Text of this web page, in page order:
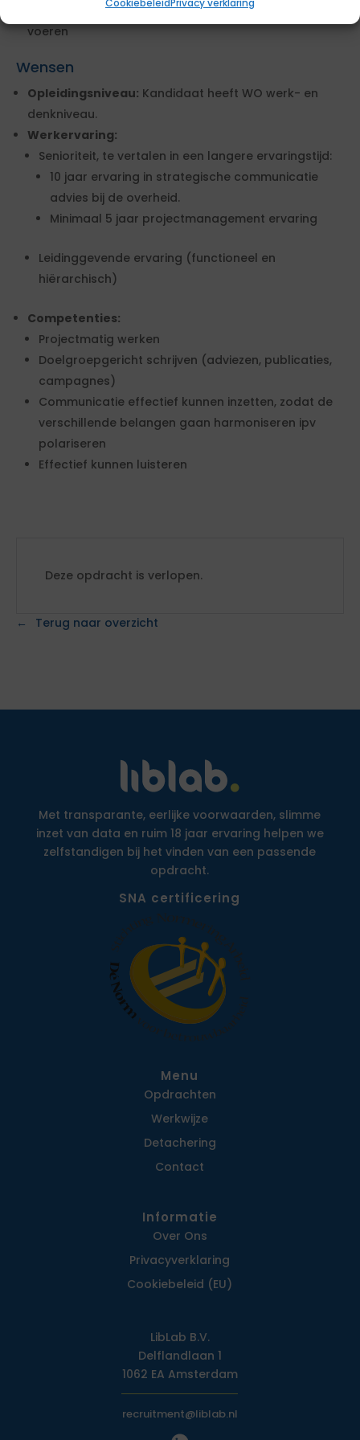
CookiebeleidPrivacy verklaring
middag in de gelegenheid om een digitaal gesprek te
voeren
Wensen
Opleidingsniveau: Kandidaat heeft WO werk- en
denkniveau.
Werkervaring:
Senioriteit, te vertalen in een langere ervaringstijd:
10 jaar ervaring in strategische communicatie
advies bij de overheid.
Minimaal 5 jaar projectmanagement ervaring
Leidinggevende ervaring (functioneel en
hiërarchisch)
Competenties:
Projectmatig werken
Doelgroepgericht schrijven (adviezen, publicaties,
campagnes)
Communicatie effectief kunnen inzetten, zodat de
verschillende belangen gaan harmoniseren ipv
polariseren
Effectief kunnen luisteren
Deze opdracht is verlopen.
Terug naar overzicht
Met transparante, eerlijke voorwaarden, slimme
inzet van data en ruim 18 jaar ervaring helpen we
zelfstandigen bij het vinden van een passende
opdracht.
SNA certificering
Menu
Opdrachten
Werkwijze
Detachering
Contact
Informatie
Over Ons
Privacy­verklaring
Cookiebeleid (EU)
LibLab B.V.
Delflandlaan 1
1062 EA Amsterdam
recruitment@liblab.nl